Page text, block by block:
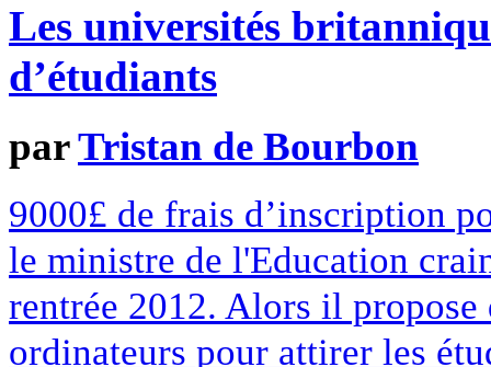
Les universités
d’étudiants
parTristan de Bourbon
9000£ de frais d’inscription
le ministre de l'Education
rentrée 2012. Alors il propose
ordinateurs pour attirer les